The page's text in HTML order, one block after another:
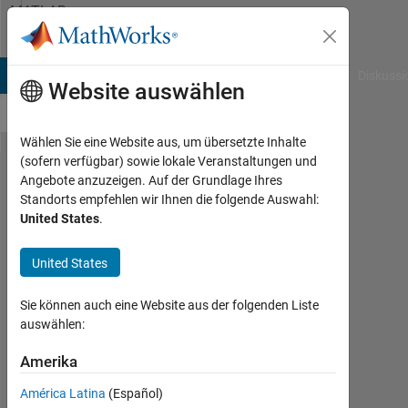
Weiter zum Inhalt
MATLAB
Answers
MATLAB
Puts One
between
(Comment)
tinkyminky93
7
Website auswählen
Wählen Sie eine Website aus, um übersetzte Inhalte
(sofern verfügbar) sowie lokale Veranstaltungen und
Angebote anzuzeigen. Auf der Grundlage Ihres
Standorts empfehlen wir Ihnen die folgende Auswahl:
United States.
United States
Sie können auch eine Website aus der folgenden Liste
auswählen:
Amerika
América Latina (Español)